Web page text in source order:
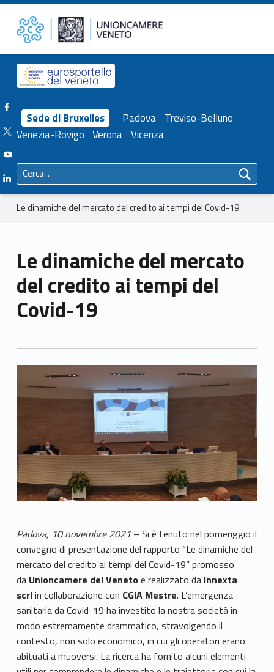
Le dinamiche del mercato del credito ai tempi del Covid-19 – Unioncamere del Veneto Unioncamere del Veneto
Header info sidebar
Sede di Bruxelles Padova Treviso-Belluno
Venezia-Rovigo Verona Vicenza
Facebook Unioncamere Veneto
Twitter Unioncamere Veneto
Youtube Unioncamere Veneto
Linkedin Unioncamere Veneto
Ricerca per:
Breadcrumbs navigation
Le dinamiche del mercato del credito ai tempi del Covid-19
Le dinamiche del mercato
del credito ai tempi del
Covid-19
Padova, 10 novembre 2021– Si è tenuto nel pomeriggio il
convegno di presentazione del rapporto “Le dinamiche del
mercato del credito ai tempi del Covid-19” promosso
da Unioncamere del Venetoe realizzato da Innexta
scrlin collaborazione con CGIA Mestre. L’emergenza
sanitaria da Covid-19 ha investito la nostra società in
modo estremamente drammatico, stravolgendo il
contesto, non solo economico, in cui gli operatori erano
abituati a muoversi. La ricerca ha fornito alcuni elementi